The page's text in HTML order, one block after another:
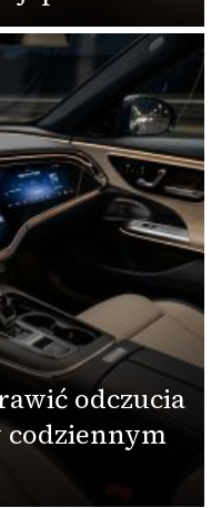
odczucia
codziennym